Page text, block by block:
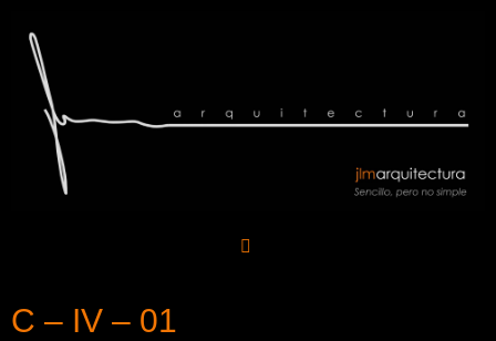
contenido
C – IV – 01